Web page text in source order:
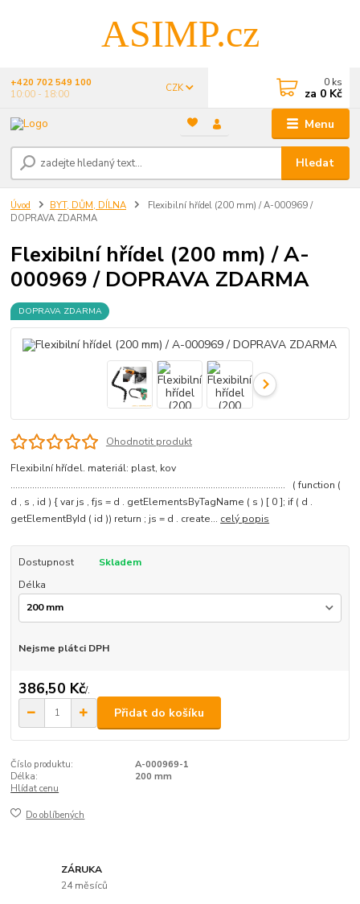
ASIMP.cz
Menu
CZK
Hledat
+420 702 549 100
10:00 - 18:00
0 ks
za 0 Kč
Úvod BYT, DŮM, DÍLNA
Flexibilní hřídel (200 mm) / A-000969 /
DOPRAVA ZDARMA
Flexibilní hřídel (200 mm) / A-
000969 / DOPRAVA ZDARMA
DOPRAVA ZDARMA
Ohodnotit produkt
Flexibilní hřídel. materiál: plast, kov
.................................................................................................................. ( function (
d , s , id ) { var js , fjs = d . getElementsByTagName ( s ) [ 0 ]; if ( d .
getElementById ( id )) return ; js = d . create... celý popis
Dostupnost
Skladem
Délka
Nejsme plátci DPH
386,50 Kč/.
Přidat do košíku
Číslo produktu:
A-000969-1
Délka:
200 mm
Hlídat cenu
Do oblíbených
ZÁRUKA
24 měsíců